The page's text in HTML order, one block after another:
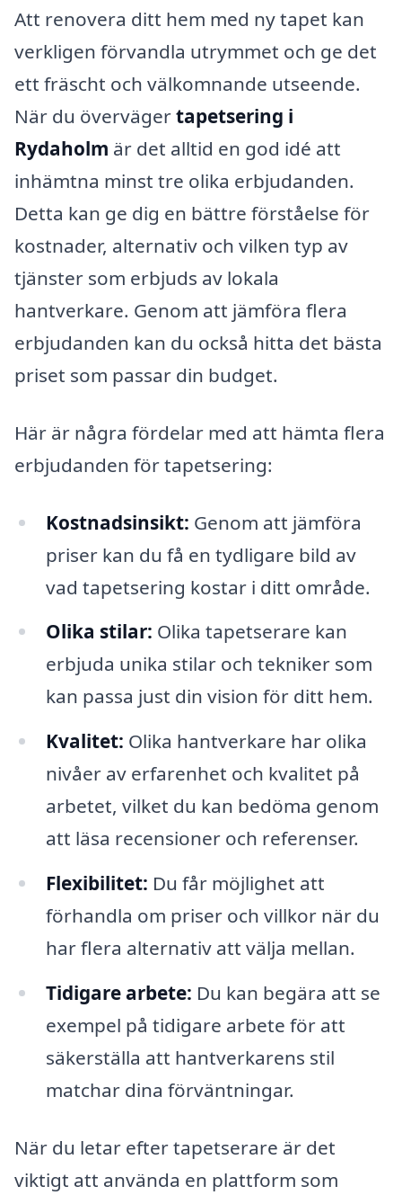
Att renovera ditt hem med ny tapet kan
verkligen förvandla utrymmet och ge det
ett fräscht och välkomnande utseende.
När du övervägertapetsering i
Rydaholm är det alltid en god idé att
inhämtna minst tre olika erbjudanden.
Detta kan ge dig en bättre förståelse för
kostnader, alternativ och vilken typ av
tjänster som erbjuds av lokala
hantverkare. Genom att jämföra flera
erbjudanden kan du också hitta det bästa
priset som passar din budget.
Här är några fördelar med att hämta flera
erbjudanden för tapetsering:
Kostnadsinsikt: Genom att jämföra
priser kan du få en tydligare bild av
vad tapetsering kostar i ditt område.
Olika stilar: Olika tapetserare kan
erbjuda unika stilar och tekniker som
kan passa just din vision för ditt hem.
Kvalitet: Olika hantverkare har olika
nivåer av erfarenhet och kvalitet på
arbetet, vilket du kan bedöma genom
att läsa recensioner och referenser.
Flexibilitet: Du får möjlighet att
förhandla om priser och villkor när du
har flera alternativ att välja mellan.
Tidigare arbete: Du kan begära att se
exempel på tidigare arbete för att
säkerställa att hantverkarens stil
matchar dina förväntningar.
När du letar efter tapetserare är det
viktigt att använda en plattform som